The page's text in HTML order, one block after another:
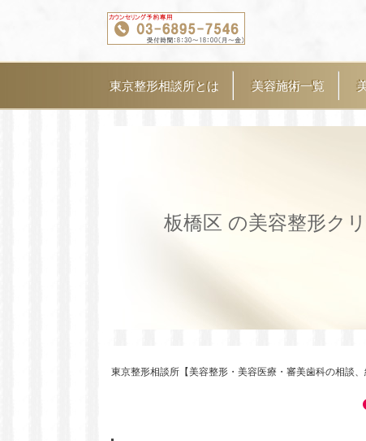
東京整形相談所とは 美容施術一覧
板橋区 の美容整形ク
東京整形相談所【美容整形・美容医療・審美歯科の相談、